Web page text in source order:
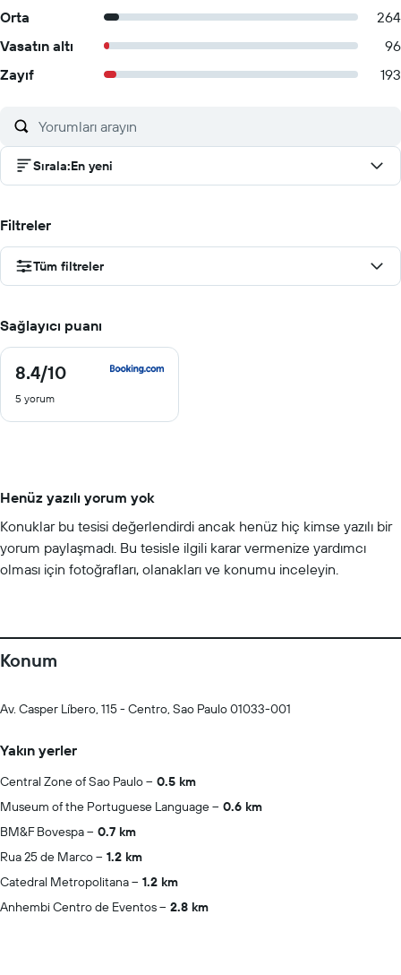
Orta
264
Vasatın altı
96
Zayıf
193
Sırala:En yeni
Filtreler
Tüm filtreler
Sağlayıcı puanı
8.4/10
8.4
10
5 yorum
Henüz yazılı yorum yok
Konuklar bu tesisi değerlendirdi ancak henüz hiç kimse yazılı bir
yorum paylaşmadı. Bu tesisle ilgili karar vermenize yardımcı
olması için fotoğrafları, olanakları ve konumu inceleyin.
Konum
Av. Casper Líbero, 115 - Centro, Sao Paulo 01033-001
Yakın yerler
Central Zone of Sao Paulo
0.5 km
Museum of the Portuguese Language
0.6 km
BM&F Bovespa
0.7 km
Rua 25 de Marco
1.2 km
Catedral Metropolitana
1.2 km
Anhembi Centro de Eventos
2.8 km